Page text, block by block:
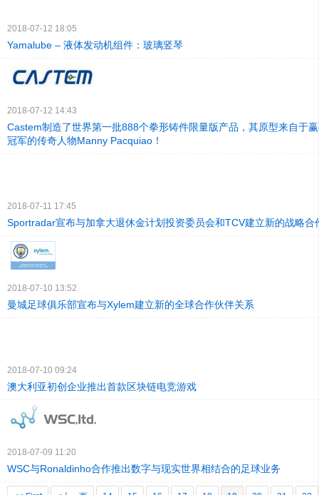
2018-07-12 18:05
Yamalube – 液体发动机组件：玻璃竖琴
2018-07-12 14:43
Castem制造了世界第一批888个拳形铸件限量版产品，其原型来自于
冠军的传奇人物Manny Pacquiao！
2018-07-11 17:45
Sportradar宣布与加拿大退休金计划投资委员会和TCV建立新的战略合
2018-07-10 13:52
曼城足球俱乐部宣布与Xylem建立新的全球合作伙伴关系
2018-07-10 09:24
澳大利亚初创企业推出首款区块链电竞游戏
2018-07-09 11:20
WSC与Ronaldinho合作推出数字与现实世界相结合的足球业务